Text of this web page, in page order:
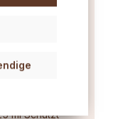
25ml
ml Schützt